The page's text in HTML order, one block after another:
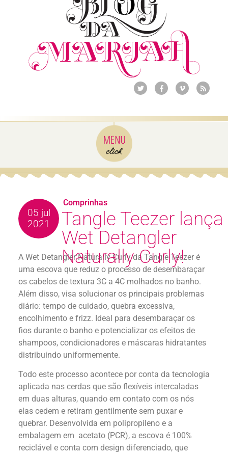
05 jul
2021
Tangle Teezer lança
Wet Detangler
Naturally Curly!
A Wet Detangler Naturally Curly da Tangle Teezer é
uma escova que reduz o processo de desembaraçar
os cabelos de textura 3C a 4C molhados no banho.
Além disso, visa solucionar os principais problemas
diário: tempo de cuidado, quebra excessiva,
encolhimento e frizz. Ideal para desembaraçar os
fios durante o banho e potencializar os efeitos de
shampoos, condicionadores e máscaras hidratantes
distribuindo uniformemente.
Todo este processo acontece por conta da tecnologia
aplicada nas cerdas que são flexíveis intercaladas
em duas alturas, quando em contato com os nós
elas cedem e retiram gentilmente sem puxar e
quebrar. Desenvolvida em polipropileno e a
embalagem em acetato (PCR), a escova é 100%
reciclável e conta com design diferenciado, que
Comprinhas